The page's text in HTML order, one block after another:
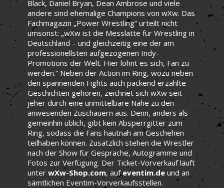
Black, Daniel Bryan, Dean Ambrose und viele
andere sind ehemalige Champions von wXw. Das
Fachmagazin „Power Wrestling“ urteilt nicht
umsonst: „wXw ist die Messlatte für Wrestling in
Deutschland – und gleichzeitig eine der am
professionellsten aufgezogenen Indy-
Promotions der Welt. Hier lohnt es sich, Fan zu
werden.“ Neben der Action im Ring, wozu neben
den spannenden Fights auch packend erzählte
Geschichten gehören, zeichnet sich wXw seit
jeher durch eine unmittelbare Nähe zu den
anwesenden Zuschauern aus. Denn, anders als
gemeinhin üblich, gibt kein Absperrgitter zum
Ring, sodass die Fans hautnah am Geschehen
teilhaben können. Zusätzlich stehen die Wrestler
nach der Show für Gespräche, Autogramme und
Fotos zur Verfügung. Der Ticket-Vorverkauf läuft
unter wXw-Shop.com, aufeventim.de und an
sämtlichen Eventim-Vorverkaufsstellen.